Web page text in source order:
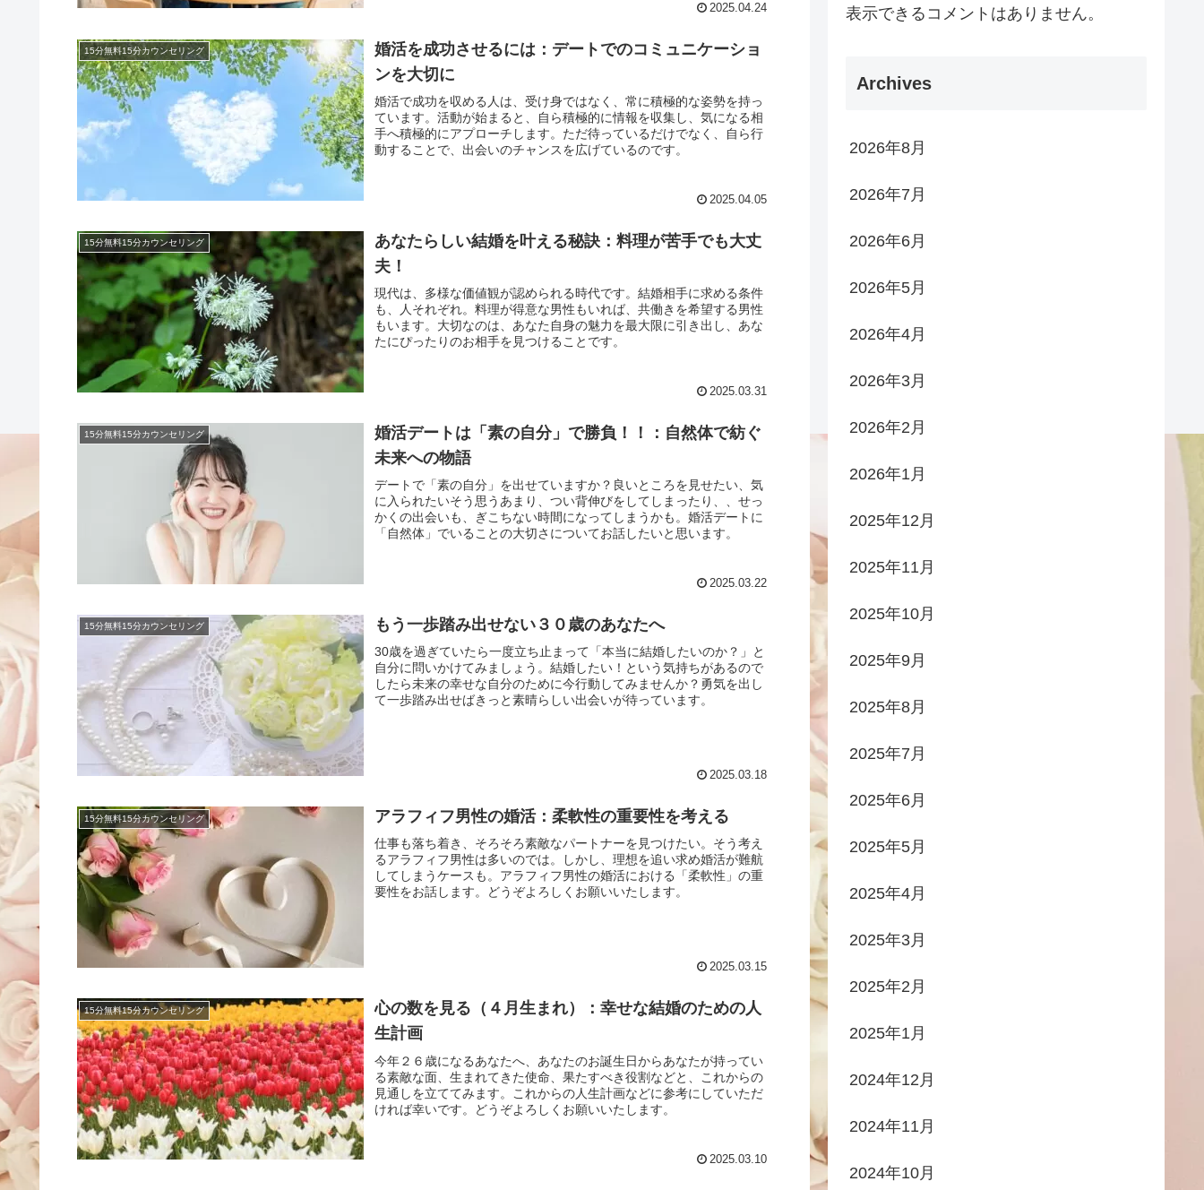
2025.04.24
15分無料15分カウンセリング
婚活を成功させるには：デートでのコミュニケーショ
ンを大切に
婚活で成功を収める人は、受け身ではなく、常に積極的な姿勢を持っ
ています。活動が始まると、自ら積極的に情報を収集し、気になる相
手へ積極的にアプローチします。ただ待っているだけでなく、自ら行
動することで、出会いのチャンスを広げているのです。
2025.04.05
15分無料15分カウンセリング
あなたらしい結婚を叶える秘訣：料理が苦手でも大丈
夫！
現代は、多様な価値観が認められる時代です。結婚相手に求める条件
も、人それぞれ。料理が得意な男性もいれば、共働きを希望する男性
もいます。大切なのは、あなた自身の魅力を最大限に引き出し、あな
たにぴったりのお相手を見つけることです。
2025.03.31
15分無料15分カウンセリング
婚活デートは「素の自分」で勝負！！：自然体で紡ぐ
未来への物語
デートで「素の自分」を出せていますか？良いところを見せたい、気
に入られたいそう思うあまり、つい背伸びをしてしまったり、、せっ
かくの出会いも、ぎこちない時間になってしまうかも。婚活デートに
「自然体」でいることの大切さについてお話したいと思います。
2025.03.22
15分無料15分カウンセリング もう一歩踏み出せない３０歳のあなたへ
30歳を過ぎていたら一度立ち止まって「本当に結婚したいのか？」と
自分に問いかけてみましょう。結婚したい！という気持ちがあるので
したら未来の幸せな自分のために今行動してみませんか？勇気を出し
て一歩踏み出せばきっと素晴らしい出会いが待っています。
2025.03.18
15分無料15分カウンセリング アラフィフ男性の婚活：柔軟性の重要性を考える
仕事も落ち着き、そろそろ素敵なパートナーを見つけたい。そう考え
るアラフィフ男性は多いのでは。しかし、理想を追い求め婚活が難航
してしまうケースも。アラフィフ男性の婚活における「柔軟性」の重
要性をお話します。どうぞよろしくお願いいたします。
2025.03.15
15分無料15分カウンセリング
心の数を見る（４月生まれ）：幸せな結婚のための人
生計画
今年２６歳になるあなたへ、あなたのお誕生日からあなたが持ってい
る素敵な面、生まれてきた使命、果たすべき役割などと、これからの
見通しを立ててみます。これからの人生計画などに参考にしていただ
ければ幸いです。どうぞよろしくお願いいたします。
2025.03.10
表示できるコメントはありません。
Archives
2026年8月
2026年7月
2026年6月
2026年5月
2026年4月
2026年3月
2026年2月
2026年1月
2025年12月
2025年11月
2025年10月
2025年9月
2025年8月
2025年7月
2025年6月
2025年5月
2025年4月
2025年3月
2025年2月
2025年1月
2024年12月
2024年11月
2024年10月